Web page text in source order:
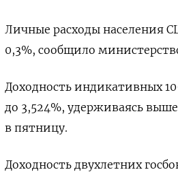
Личные расходы населения
0,3%, сообщило
Доходность индикативных
до 3,524%, удерживаясь
в пятницу.
Доходность двухлетних